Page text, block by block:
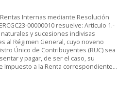
Internas mediante Resolución
00000010 resuelve: Artículo 1.-
y sucesiones indivisas
al Régimen General, cuyo noveno
Único de Contribuyentes (RUC) sea
y pagar, de ser el caso, su
Impuesto a la Renta correspondiente…